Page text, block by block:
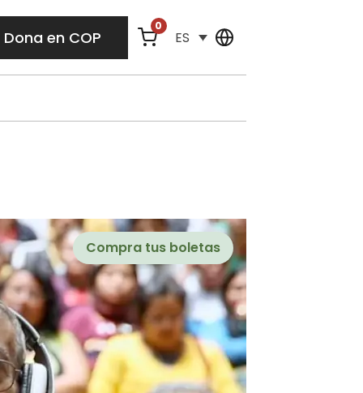
Dona en COP
0
ES
Compra tus boletas